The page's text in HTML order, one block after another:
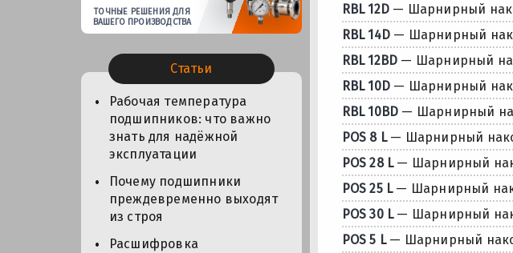
ТОЧНЫЕ РЕШЕНИЯ ДЛЯ
ВАШЕГО ПРОИЗВОДСТВА
Статьи
Рабочая температура
подшипников: что важно
знать для надёжной
эксплуатации
Почему подшипники
преждевременно выходят
из строя
Расшифровка
RBL 12D — Шарнирный
RBL 14D — Шарнирный
RBL 12BD — Шарнирный
RBL 10D — Шарнирный
RBL 10BD — Шарнирный
POS 8 L — Шарнирный
POS 28 L — Шарнирный
POS 25 L — Шарнирный
POS 30 L — Шарнирный
POS 5 L — Шарнирный